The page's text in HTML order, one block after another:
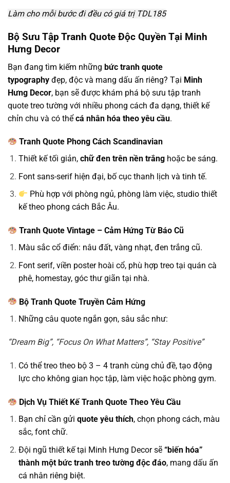
Làm cho mỗi bước đi đều có giá trị TDL185
Bộ Sưu Tập Tranh Quote Độc Quyền Tại Minh
Hưng Decor
Bạn đang tìm kiếm những bức tranh quote
typography đẹp, độc và mang dấu ấn riêng? Tại Minh
Hưng Decor, bạn sẽ được khám phá bộ sưu tập tranh
quote treo tường với nhiều phong cách đa dạng, thiết kế
chỉn chu và có thểcá nhân hóa theo yêu cầu.
Tranh Quote Phong Cách Scandinavian
Thiết kế tối giản, chữ đen trên nền trắnghoặc be sáng.
Font sans-serif hiện đại, bố cục thanh lịch và tinh tế.
Phù hợp với phòng ngủ, phòng làm việc, studio thiết
kế theo phong cách Bắc Âu.
Tranh Quote Vintage – Cảm Hứng Từ Báo Cũ
Màu sắc cổ điển: nâu đất, vàng nhạt, đen trắng cũ.
Font serif, viền poster hoài cổ, phù hợp treo tại quán cà
phê, homestay, góc thư giãn tại nhà.
Bộ Tranh Quote Truyền Cảm Hứng
Những câu quote ngắn gọn, sâu sắc như:
“Dream Big”, “Focus On What Matters”, “Stay Positive”
Có thể treo theo bộ 3 – 4 tranh cùng chủ đề, tạo động
lực cho không gian học tập, làm việc hoặc phòng gym.
Dịch Vụ Thiết Kế Tranh Quote Theo Yêu Cầu
Bạn chỉ cần gửi quote yêu thích, chọn phong cách, màu
sắc, font chữ.
Đội ngũ thiết kế tại Minh Hưng Decor sẽ “biến hóa”
thành một bức tranh treo tường độc đáo, mang dấu ấn
cá nhân riêng biệt.